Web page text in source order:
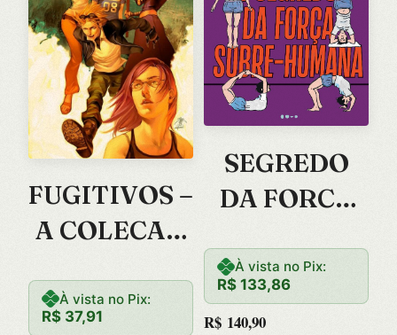
FUGITIVOS –
A COLECAO
À vista no Pix:
R$ 37,91
SEGREDO
DA FORCA
HUMANA, O
À vista no Pix:
R$ 133,86
R$ 140,90